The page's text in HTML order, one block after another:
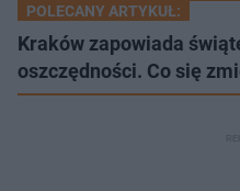
POLECANY ARTYKUŁ:
Kraków zapowiada
oszczędności. Co się